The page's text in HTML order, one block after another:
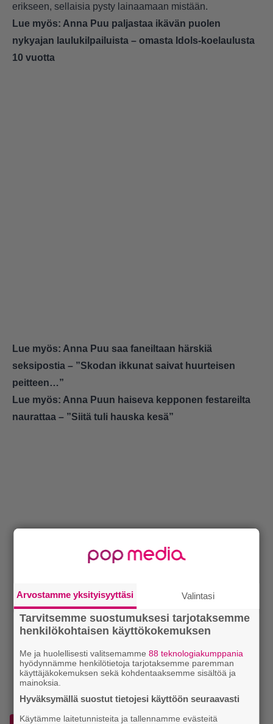
erikseen, sellaisia pysty lainaamaan mistään.
Lue myös: Anna Puu paljastaa ikävän puolen
nykyajan laulukilpailuista – omasta Idols-koelaulusta
10 vuotta
Lue myös: Anna Puu saa faneiltaan härskiä
seksipostia – ”Skodan ikkunat saivat huurteisen
peitteen…”
Lue myös: Anna Puun haiseva kepponen festareilta
naurattaa – ”Siitä tuli hauska kesä”
Arvostamme yksityisyyttäsi Valintasi
Tarvitsemme suostumuksesi tarjotaksemme
henkilökohtaisen käyttökokemuksen
Me ja huolellisesti valitsemamme88 teknologiakumppania
hyödynnämme henkilötietoja tarjotaksemme paremman
käyttäjäkokemuksen sekä kohdentaaksemme sisältöä ja
mainoksia.
Hyväksymällä suostut tietojesi käyttöön seuraavasti
Käytämme laitetunnisteita ja tallennamme evästeitä